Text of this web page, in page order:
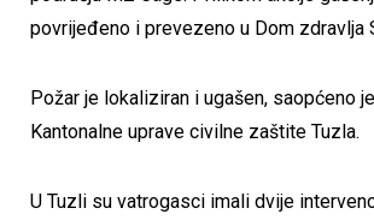
povrijeđeno i prevezeno u Dom zdravlja
Požar je lokaliziran i ugašen, saopćeno
Kantonalne uprave civilne zaštite Tuzla.
U Tuzli su vatrogasci imali dvije